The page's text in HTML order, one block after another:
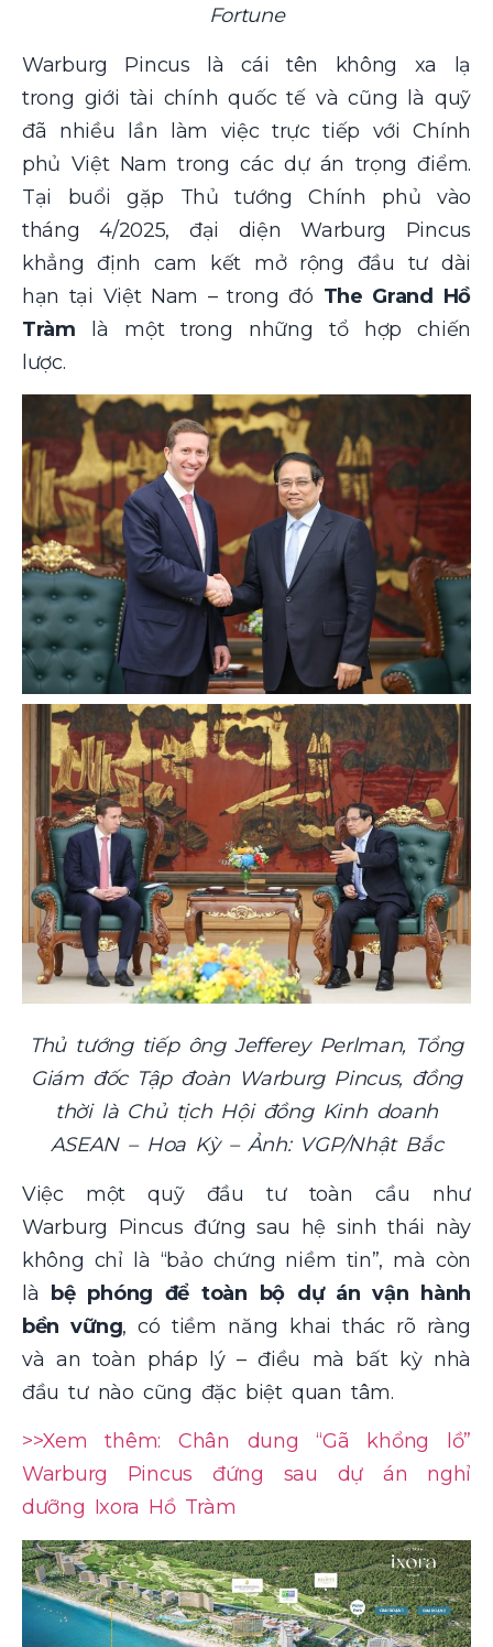
Fortune
Warburg Pincus là cái tên không xa lạ
trong giới tài chính quốc tế và cũng là quỹ
đã nhiều lần làm việc trực tiếp với Chính
phủ Việt Nam trong các dự án trọng điểm.
Tại buổi gặp Thủ tướng Chính phủ vào
tháng 4/2025, đại diện Warburg Pincus
khẳng định cam kết mở rộng đầu tư dài
hạn tại Việt Nam – trong đó The Grand Hồ
Tràm là một trong những tổ hợp chiến
lược.
Thủ tướng tiếp ông Jefferey Perlman, Tổng
Giám đốc Tập đoàn Warburg Pincus, đồng
thời là Chủ tịch Hội đồng Kinh doanh
ASEAN – Hoa Kỳ – Ảnh: VGP/Nhật Bắc
Việc một quỹ đầu tư toàn cầu như
Warburg Pincus đứng sau hệ sinh thái này
không chỉ là “bảo chứng niềm tin”, mà còn
là
bệ phóng để toàn bộ dự án vận hành
bền vững, có tiềm năng khai thác rõ ràng
và an toàn pháp lý – điều mà bất kỳ nhà
đầu tư nào cũng đặc biệt quan tâm.
>>Xem thêm: Chân dung “Gã khổng lồ”
Warburg Pincus đứng sau dự án nghỉ
dưỡng Ixora Hồ Tràm